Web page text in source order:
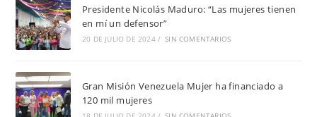
Presidente Nicolás Maduro: “Las mujeres tienen
en mí un defensor”
20 DE JULIO DE 2024 / SIN COMENTARIOS
Gran Misión Venezuela Mujer ha financiado a
120 mil mujeres